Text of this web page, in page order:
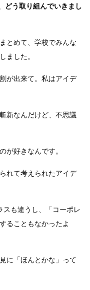
どう取り組んでいきまし
とめて、学校でみんな
ました。
が出来て。私はアイデ
新なんだけど、不思議
が好きなんです。
れて考えられたアイデ
スも違うし、「コーポレ
ることもなかったよ
に「ほんとかな」って